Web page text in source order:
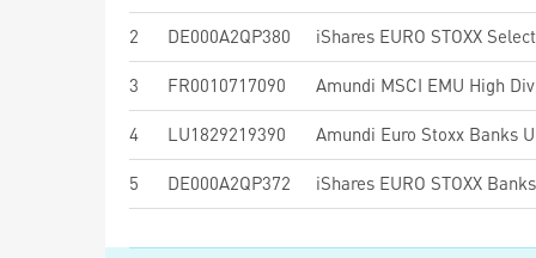
2 DE000A2QP380
3 FR0010717090 Amundi MSCI EMU High
4 LU1829219390 Amundi Euro Stoxx Banks
5 DE000A2QP372